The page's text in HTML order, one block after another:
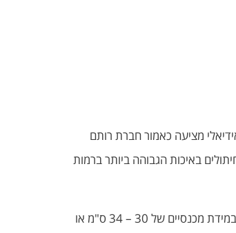
מציעה כאמור חברת רותם
רחב של חיתולים באיכות הגבוהה ביותר ברמות
דוגמא נאה לכך מהווים חיתולים סאני פלוס XS שניתן להזמין בקלות דרך האתר. מדובר בחיתולים המתאימים לילדים שמידה 6 כבר קטנה עליהם, במידת מכנסיים של 30 – 34 ס"מ או